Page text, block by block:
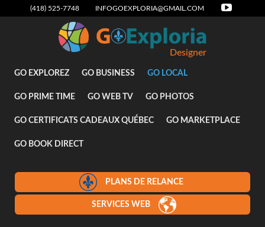
(418) 525-7748 INFOGOEXPLORIA@GMAIL.COM
Designer
GO EXPLOREZ GO BUSINESS GO LOCAL
GO PRIME TIME GO WEB TV GO PHOTOS
GO CERTIFICATS CADEAUX QUÉBEC GO MARKETPLACE
GO BOOK DIRECT
PLANS DE RELANCE
SERVICES WEB